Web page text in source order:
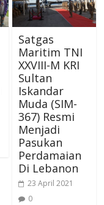
Satgas
Maritim TNI
XXVIII-M KRI
Sultan
Iskandar
Muda (SIM-
367) Resmi
Menjadi
Pasukan
Perdamaian
Di Lebanon
23 April 2021
0